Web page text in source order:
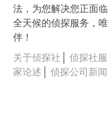
法，为您解决您正面
全天候的侦探服务，
伴！
关于侦探社 │侦探社
家论述 │侦探公司新闻